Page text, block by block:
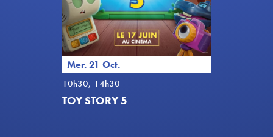
Mer. 21 Oct.
10h30, 14h30
TOY STORY 5